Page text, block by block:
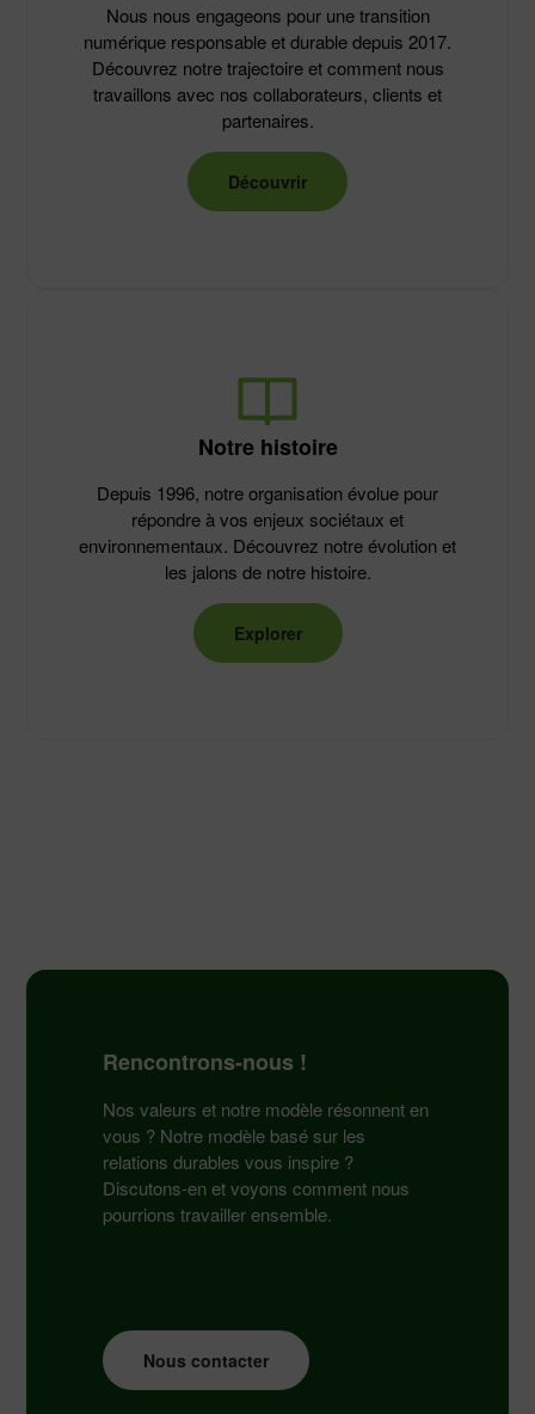
Nous nous engageons pour une transition
numérique responsable et durable depuis 2017.
Découvrez notre trajectoire et comment nous
travaillons avec nos collaborateurs, clients et
partenaires.
Découvrir
Notre histoire
Depuis 1996, notre organisation évolue pour
répondre à vos enjeux sociétaux et
environnementaux. Découvrez notre évolution et
les jalons de notre histoire.
Explorer
Rencontrons-nous !
Nos valeurs et notre modèle résonnent en
vous ? Notre modèle basé sur les
relations durables vous inspire ?
Discutons-en et voyons comment nous
pourrions travailler ensemble.
Nous contacter